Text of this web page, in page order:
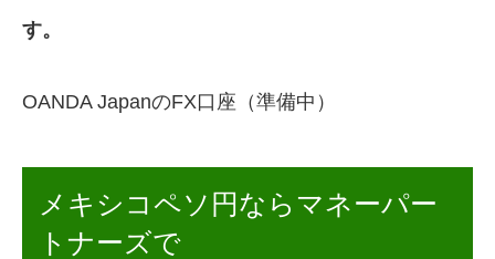
す。
OANDA JapanのFX口座（準備中）
メキシコペソ円ならマネーパー
トナーズで